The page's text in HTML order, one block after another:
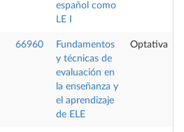
español como
LE I
66960
Fundamentos
y técnicas de
evaluación en
la enseñanza y
el aprendizaje
de ELE
Optativa